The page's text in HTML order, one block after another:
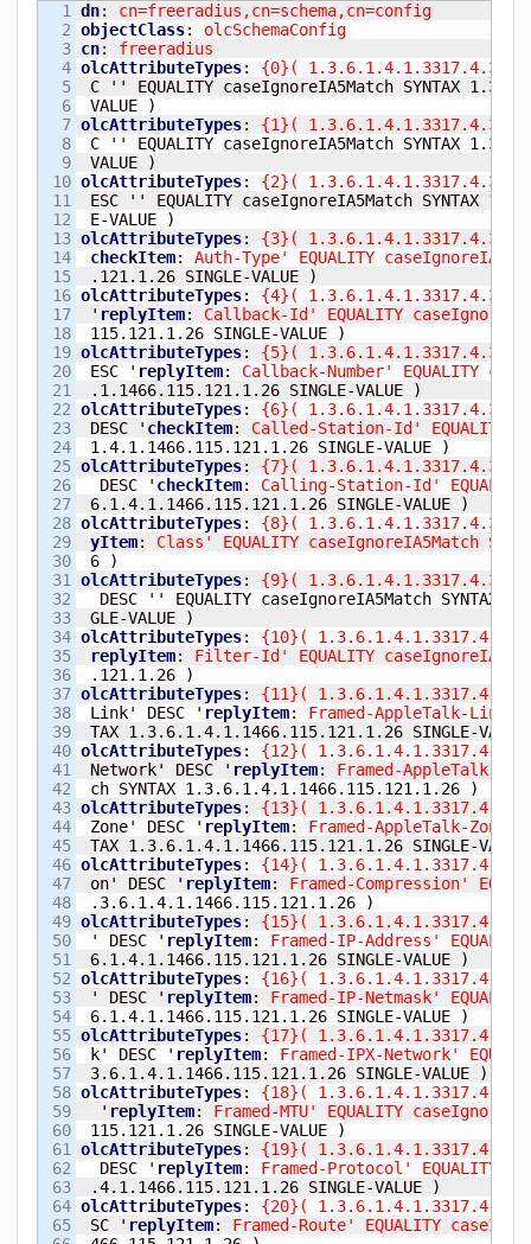
1
2
3
4
5
6
7
8
9
10
11
12
13
14
15
16
17
18
19
20
21
22
23
24
25
26
27
28
29
30
31
32
33
34
35
36
37
38
39
40
41
42
43
44
45
46
47
48
49
50
51
52
53
54
55
56
57
58
59
60
61
62
63
64
65
dn:
cn=freeradius,cn=schema,cn=config
objectClass:
olcSchemaConfig
cn:
freeradius
olcAttributeTypes: {0} (
1.3.6.1.4.1.3317.4.3.1.1
C '' EQUALITY caseIgnoreIA5Match SYNTAX
VALUE
)
olcAttributeTypes: {1} (
C '' EQUALITY caseIgnoreIA5Match SYNTAX
VALUE
)
olcAttributeTypes: {2} (
1.3.6.1.4.1.3317.4.3.1.3
ESC '' EQUALITY caseIgnoreIA5Match SYNTAX
E-VALUE
)
olcAttributeTypes: {3} (
checkItem:
Auth-Type' EQUALITY
.121.1.26 SINGLE-VALUE
)
olcAttributeTypes: {4} (
' replyItem:
Callback-Id' EQUALITY
115.121.1.26 SINGLE-VALUE
)
olcAttributeTypes: {5} (
1.3.6.1.4.1.3317.4.3.1.5
ESC ' replyItem:
Callback-Number' EQUALITY
.1.1466.115.121.1.26 SINGLE-VALUE
)
olcAttributeTypes: {6} (
DESC ' checkItem:
Called-Station-Id' EQUALITY
1.4.1.1466.115.121.1.26 SINGLE-VALUE
)
olcAttributeTypes: {7} (
  DESC '
checkItem:
Calling-Station-Id' EQUALITY
6.1.4.1.1466.115.121.1.26 SINGLE-VALUE
)
olcAttributeTypes: {8} (
yItem:
Class' EQUALITY caseIgnoreIA5Match
6
)
olcAttributeTypes: {9} (
DESC '' EQUALITY caseIgnoreIA5Match SYNTAX
GLE-VALUE
)
olcAttributeTypes: {10} (
replyItem:
Filter-Id' EQUALITY
.121.1.26
)
olcAttributeTypes: {11} (
Link' DESC ' replyItem:
Framed-AppleTalk-Link'
TAX 1.3.6.1.4.1.1466.115.121.1.26 SINGLE-
olcAttributeTypes: {12} (
Network' DESC ' replyItem:
Framed-AppleTalk-
ch SYNTAX 1.3.6.1.4.1.1466.115.121.1.26
)
olcAttributeTypes: {13} (
Zone' DESC ' replyItem:
Framed-AppleTalk-Zone'
TAX 1.3.6.1.4.1.1466.115.121.1.26 SINGLE-
olcAttributeTypes: {14} (
on' DESC ' replyItem:
Framed-Compression'
.3.6.1.4.1.1466.115.121.1.26
)
olcAttributeTypes: {15} (
' DESC ' replyItem:
Framed-IP-Address'
6.1.4.1.1466.115.121.1.26 SINGLE-VALUE
)
olcAttributeTypes: {16} (
' DESC ' replyItem:
Framed-IP-Netmask'
6.1.4.1.1466.115.121.1.26 SINGLE-VALUE
)
olcAttributeTypes: {17} (
k' DESC ' replyItem:
Framed-IPX-Network'
3.6.1.4.1.1466.115.121.1.26 SINGLE-VALUE
)
olcAttributeTypes: {18} (
  '
replyItem:
Framed-MTU' EQUALITY
115.121.1.26 SINGLE-VALUE
)
olcAttributeTypes: {19} (
  DESC '
replyItem:
Framed-Protocol' EQUALITY
.4.1.1466.115.121.1.26 SINGLE-VALUE
)
olcAttributeTypes: {20} (
SC ' replyItem:
Framed-Route' EQUALITY